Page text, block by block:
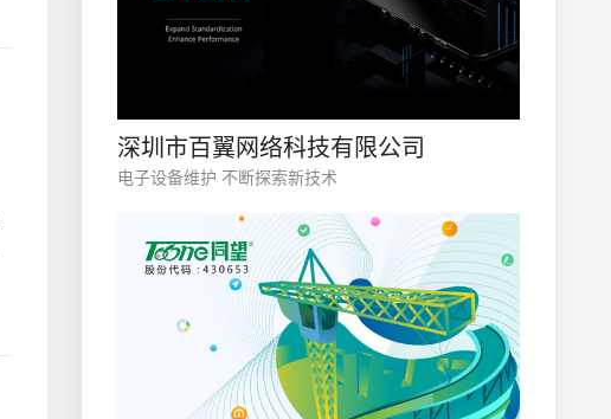
深圳市百翼网络科技有限公司
电子设备维护 不断探索新技术
微信号